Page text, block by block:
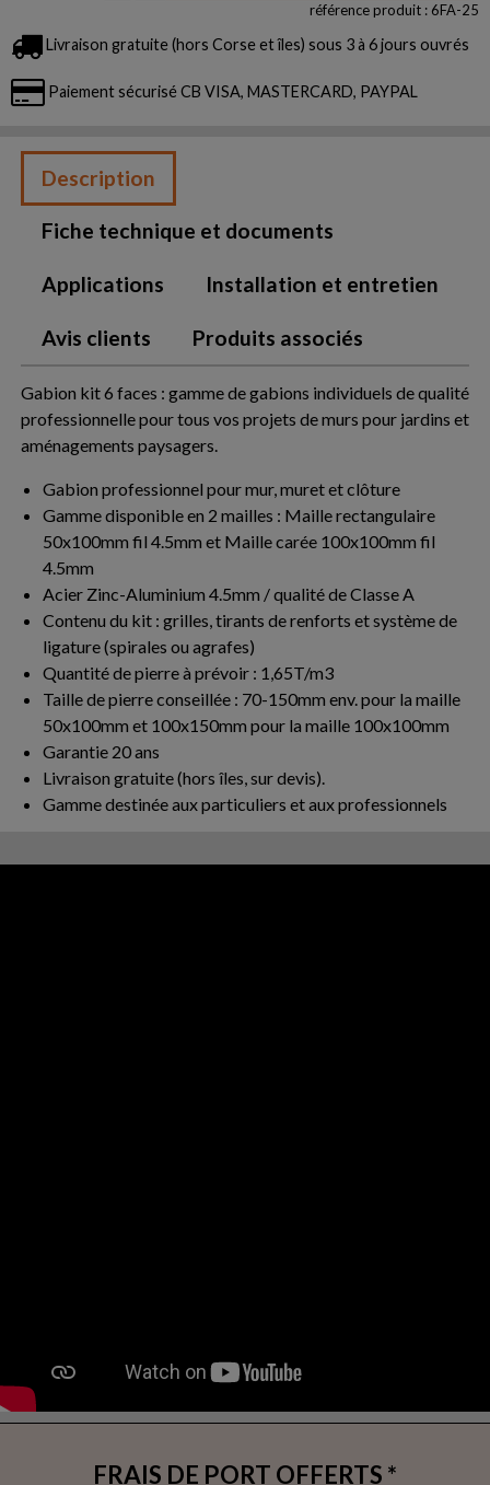
référence produit : 6FA-25
Livraison gratuite (hors Corse et îles) sous 3 à 6 jours ouvrés
Paiement sécurisé CB VISA, MASTERCARD, PAYPAL
Description
Fiche technique et documents
Applications Installation et entretien
Avis clients Produits associés
Gabion kit 6 faces : gamme de gabions individuels de qualité
professionnelle pour tous vos projets de murs pour jardins et
aménagements paysagers.
Gabion professionnel pour mur, muret et clôture
Gamme disponible en 2 mailles : Maille rectangulaire
50x100mm fil 4.5mm et Maille carée 100x100mm fil
4.5mm
Acier Zinc-Aluminium 4.5mm / qualité de Classe A
Contenu du kit : grilles, tirants de renforts et système de
ligature (spirales ou agrafes)
Quantité de pierre à prévoir : 1,65T/m3
Taille de pierre conseillée : 70-150mm env. pour la maille
50x100mm et 100x150mm pour la maille 100x100mm
Garantie 20 ans
Livraison gratuite (hors îles, sur devis).
Gamme destinée aux particuliers et aux professionnels
FRAIS DE PORT OFFERTS *